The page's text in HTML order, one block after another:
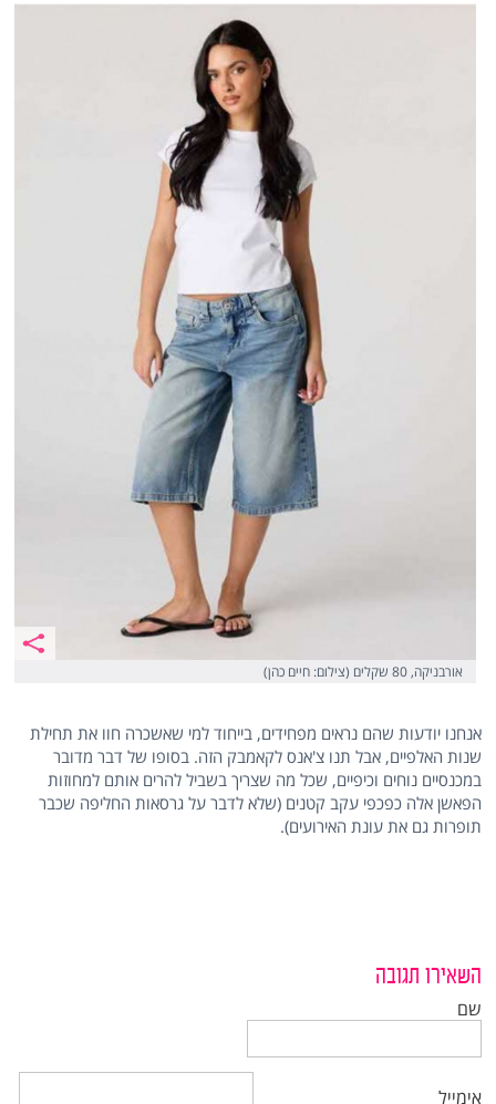
אורבניקה, 80 שקלים (צילום: חיים כהן)
אנחנו יודעות שהם נראים מפחידים, בייחוד למי שאשכרה חוו את תחילת
שנות האלפיים, אבל תנו צ'אנס לקאמבק הזה. בסופו של דבר מדובר
במכנסיים נוחים וכיפיים, שכל מה שצריך בשביל להרים אותם למחוזות
הפאשן אלה כפכפי עקב קטנים (שלא לדבר על גרסאות החליפה שכבר
תופרות גם את עונת האירועים).
השאירו תגובה
שם
אימייל